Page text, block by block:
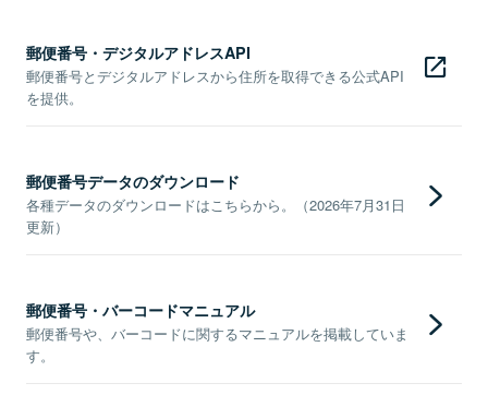
郵便番号・デジタルアドレスAPI
郵便番号とデジタルアドレスから住所を取得できる公式API
を提供。
郵便番号データのダウンロード
各種データのダウンロードはこちらから。（2026年7月31日
更新）
郵便番号・バーコードマニュアル
郵便番号や、バーコードに関するマニュアルを掲載していま
す。